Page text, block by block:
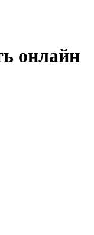
онлайн